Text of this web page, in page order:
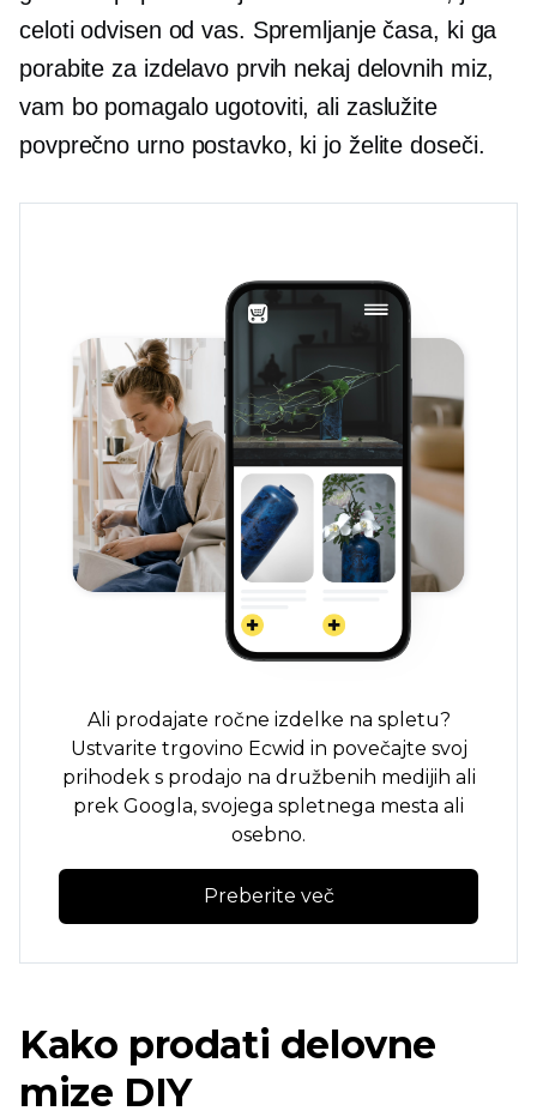
celoti odvisen od vas. Spremljanje časa, ki ga
porabite za izdelavo prvih nekaj delovnih miz,
vam bo pomagalo ugotoviti, ali zaslužite
povprečno urno postavko, ki jo želite doseči.
Ali prodajate ročne izdelke na spletu?
Ustvarite trgovino Ecwid in povečajte svoj
prihodek s prodajo na družbenih medijih ali
prek Googla, svojega spletnega mesta ali
osebno.
Preberite več
Kako prodati delovne
mize DIY